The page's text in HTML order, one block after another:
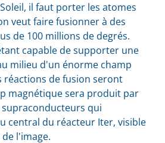
il faut porter les atomes
veut faire fusionner à des
de 100 millions de degrés.
capable de supporter une
milieu d'un énorme champ
réactions de fusion seront
magnétique sera produit par
qui
central du réacteur Iter, visible
l'image.